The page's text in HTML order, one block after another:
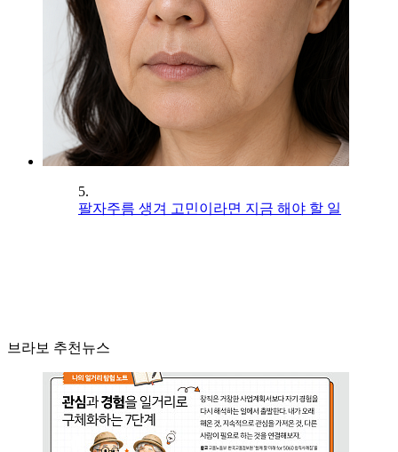
5.
팔자주름 생겨 고민이라면 지금 해야 할 일
브라보 추천뉴스